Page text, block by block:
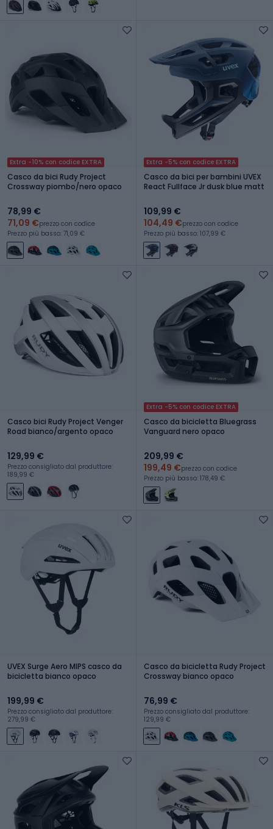
Extra -10% con codice EXTRA
Casco da bici Rudy Project
Crossway piombo/nero opaco
78,99 €
71,09 €prezzo con codice
Prezzo più basso: 71,09 €
Extra -5% con codice EXTRA
Casco da bici per bambini UVEX
React Fullface Jr dusk blue matt
109,99 €
104,49 €prezzo con codice
Prezzo più basso: 107,99 €
Casco bici Rudy Project Venger
Road bianco/argento opaco
129,99 €
Prezzo consigliato dal produttore:
189,99 €
Extra -5% con codice EXTRA
Casco da bicicletta Bluegrass
Vanguard nero opaco
209,99 €
199,49 €prezzo con codice
Prezzo più basso: 178,49 €
UVEX Surge Aero MIPS casco da
bicicletta bianco opaco
199,99 €
Prezzo consigliato dal produttore:
279,99 €
Casco da bicicletta Rudy Project
Crossway bianco opaco
76,99 €
Prezzo consigliato dal produttore:
129,99 €